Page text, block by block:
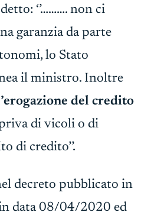
‘’………. non ci
garanzia da parte
lo Stato
il ministro. Inoltre
del credito
di vicoli o di
di credito’’.
decreto pubblicato in
data 08/04/2020 ed